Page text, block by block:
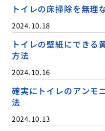
トイレの床掃除を無理
2024.10.18
トイレの壁紙にできる
方法
2024.10.16
確実にトイレのアンモ
法
2024.10.13